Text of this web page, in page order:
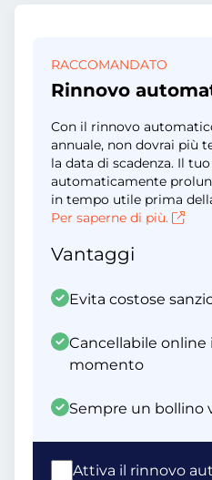
RACCOMANDATO
Rinnovo
Con il rinnovo
annuale, non dovrai più
la data di scadenza. Il
automaticamente
in tempo utile prima
Per saperne di più.
Vantaggi
Evita costose
Cancellabile online
momento
Sempre un bollino
Attiva il rinnovo